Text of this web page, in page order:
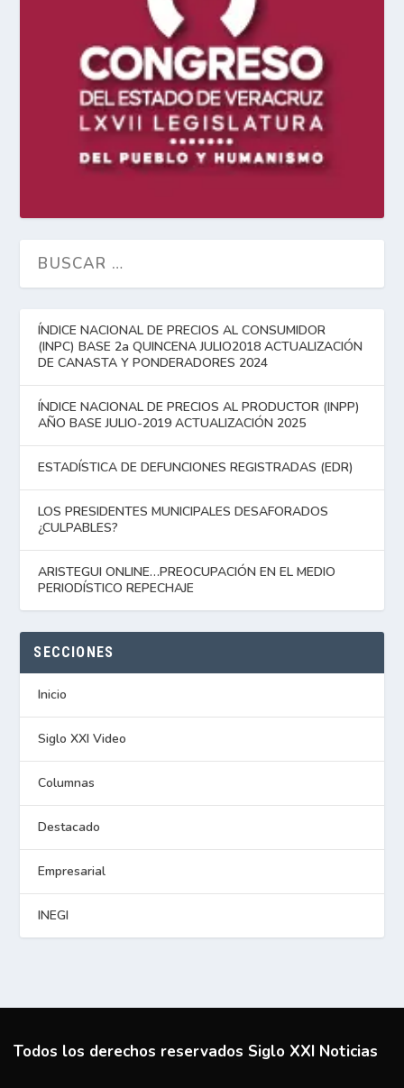
ÍNDICE NACIONAL DE PRECIOS AL CONSUMIDOR
(INPC) BASE 2a QUINCENA JULIO2018 ACTUALIZACIÓN
DE CANASTA Y PONDERADORES 2024
ÍNDICE NACIONAL DE PRECIOS AL PRODUCTOR (INPP)
AÑO BASE JULIO-2019 ACTUALIZACIÓN 2025
ESTADÍSTICA DE DEFUNCIONES REGISTRADAS (EDR)
LOS PRESIDENTES MUNICIPALES DESAFORADOS
¿CULPABLES?
ARISTEGUI ONLINE…PREOCUPACIÓN EN EL MEDIO
PERIODÍSTICO REPECHAJE
SECCIONES
Inicio
Siglo XXI Video
Columnas
Destacado
Empresarial
INEGI
Todos los derechos reservados Siglo XXI Noticias